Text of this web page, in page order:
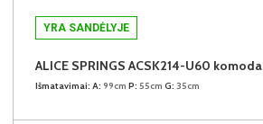
YRA SANDĖLYJE
ALICE SPRINGS ACSK214-U60 komoda
Išmatavimai: A: 99cm P: 55cm G: 35cm